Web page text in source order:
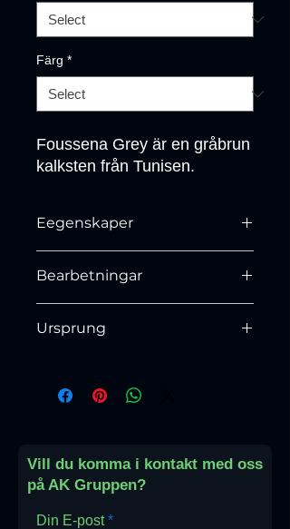
Färg *
Foussena Grey är en gråbrun
kalksten från Tunisen.
Eegenskaper
Bearbetningar
Ursprung
Vill du komma i kontakt med oss
på AK Gruppen?
Din E-post